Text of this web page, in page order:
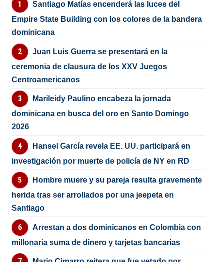
Santiago Matías encenderá las luces del
Empire State Building con los colores de la bandera
dominicana
Juan Luis Guerra se presentará en la
ceremonia de clausura de los XXV Juegos
Centroamericanos
Marileidy Paulino encabeza la jornada
dominicana en busca del oro en Santo Domingo
2026
Hansel García revela EE. UU. participará en
investigación por muerte de policía de NY en RD
Hombre muere y su pareja resulta gravemente
herida tras ser arrollados por una jeepeta en
Santiago
Arrestan a dos dominicanos en Colombia con
millonaria suma de dinero y tarjetas bancarias